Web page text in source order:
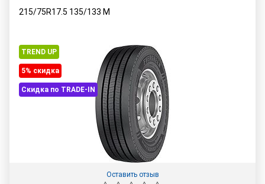
215/75R17.5 135/133 M
TREND UP
5% cкидка
Скидка по TRADE-IN
Оставить отзыв